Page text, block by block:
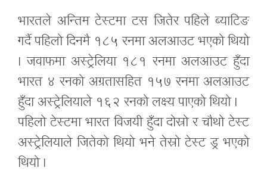
भारतले अन्तिम टेस्टमा टस जितेर पहिले ब्याटिङ
गर्दै पहिलो दिनमै १८५ रनमा अलआउट भएको थियो
। जवाफमा अस्ट्रेलिया १८१ रनमा अलआउट हुँदा
भारत ४ रनको अग्रतासहित १५७ रनमा अलआउट
हुँदा अस्ट्रेलियाले १६२ रनको लक्ष्य पाएको थियो ।
पहिलो टेस्टमा भारत विजयी हुँदा दोस्रो र चौथो टेस्ट
अस्ट्रेलियाले जितेको थियो भने तेस्रो टेस्ट ड्र भएको
थियो ।